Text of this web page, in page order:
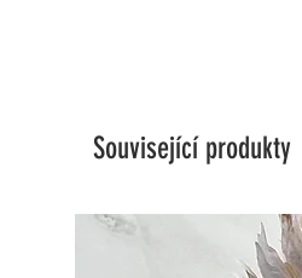
Související produkty